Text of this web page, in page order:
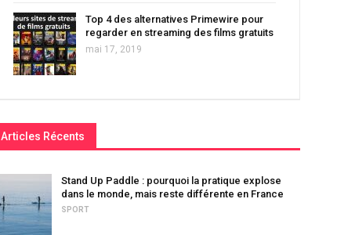
Top 4 des alternatives Primewire pour
regarder en streaming des films gratuits
mai 17, 2019
Articles Récents
Stand Up Paddle : pourquoi la pratique explose
dans le monde, mais reste différente en France
SPORT